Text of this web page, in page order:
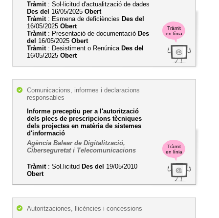
Tràmit
en línia
Tràmit: Sol·licitud d'actualització de dades
Des del 16/05/2025 Obert
Tràmit: Esmena de deficiències Des del
16/05/2025 Obert
Tràmit: Presentació de documentació Des
del 16/05/2025 Obert
Tràmit: Desistiment o Renúnica Des del
16/05/2025 Obert
Tràmit
en línia
Comunicacions, informes i declaracions
responsables
Informe preceptiu per a l'autorització
dels plecs de prescripcions tècniques
dels projectes en matèria de sistemes
d'informació
Agència Balear de Digitalització,
Ciberseguretat i Telecomunicacions
Tràmit: Sol.licitud Des del 19/05/2010
Obert
Autoritzaciones, llicències i concessions